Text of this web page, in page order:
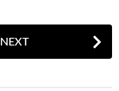
NEXT